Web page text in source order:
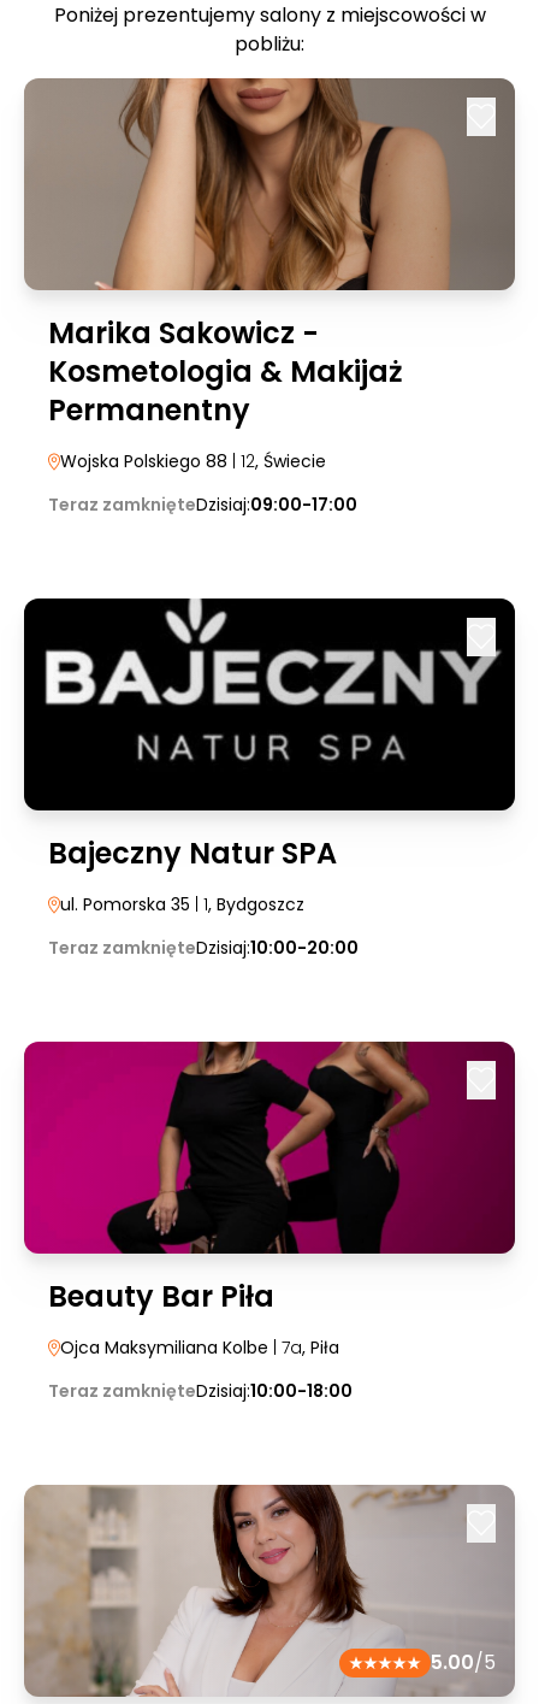
Poniżej prezentujemy salony z miejscowości w
pobliżu:
Marika Sakowicz -
Kosmetologia & Makijaż
Permanentny
Wojska Polskiego 88 | 12, Świecie
Teraz zamknięteDzisiaj:09:00-17:00
Bajeczny Natur SPA
ul. Pomorska 35 | 1, Bydgoszcz
Teraz zamknięteDzisiaj:10:00-20:00
Beauty Bar Piła
Ojca Maksymiliana Kolbe | 7a, Piła
Teraz zamknięteDzisiaj:10:00-18:00
5.00/5